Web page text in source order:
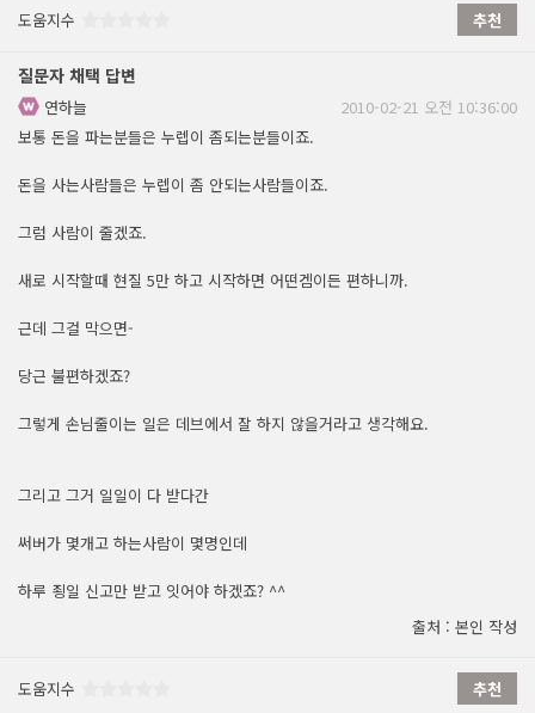
도움지수 추천
질문자 채택 답변
연하늘
2010-02-21 오전 10:36:00
보통 돈을 파는분들은 누렙이 좀되는분들이죠.
돈을 사는사람들은 누렙이 좀 안되는사람들이죠.
그럼 사람이 줄겠죠.
새로 시작할때 현질 5만 하고 시작하면 어떤겜이든 편하니까.
근데 그걸 막으면-
당근 불편하겠죠?
그렇게 손님줄이는 일은 데브에서 잘 하지 않을거라고 생각해요.
그리고 그거 일일이 다 받다간
써버가 몇개고 하는사람이 몇명인데
하루 죙일 신고만 받고 잇어야 하겠죠? ^^
출처 : 본인 작성
도움지수 추천